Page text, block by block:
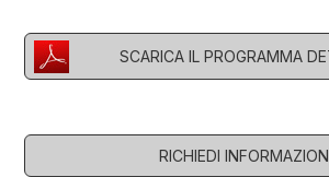
SCARICA IL PROGRAMMA
RICHIEDI